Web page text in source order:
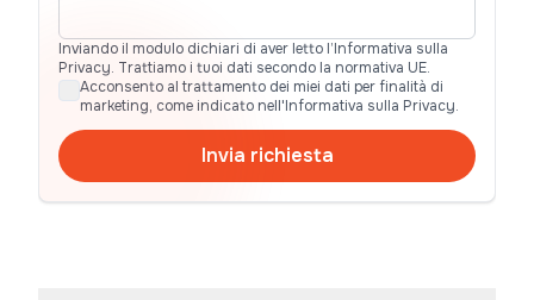
Inviando il modulo dichiari di aver letto l’Informativa sulla
Privacy. Trattiamo i tuoi dati secondo la normativa UE.
Acconsento al trattamento dei miei dati per finalità di
marketing, come indicato nell'Informativa sulla Privacy.
Invia richiesta